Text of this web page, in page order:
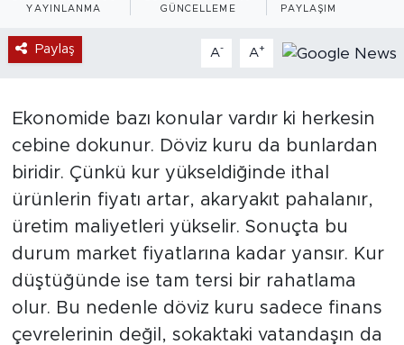
YAYINLANMA GÜNCELLEME PAYLAŞIM
Paylaş A- A+
Ekonomide bazı konular vardır ki herkesin
cebine dokunur. Döviz kuru da bunlardan
biridir. Çünkü kur yükseldiğinde ithal
ürünlerin fiyatı artar, akaryakıt pahalanır,
üretim maliyetleri yükselir. Sonuçta bu
durum market fiyatlarına kadar yansır. Kur
düştüğünde ise tam tersi bir rahatlama
olur. Bu nedenle döviz kuru sadece finans
çevrelerinin değil, sokaktaki vatandaşın da